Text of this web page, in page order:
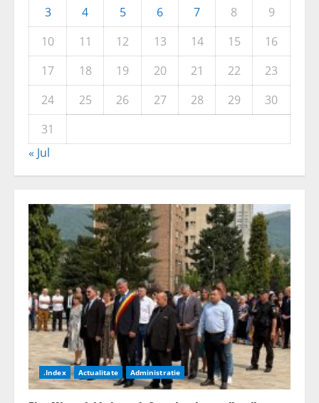
3
4 5 6 7 8
9
10
11 12 13 14 15
16
17
18 19 20 21 22
23
24
25 26 27 28 29
30
31
« Jul
.Index Actualitate Administratie